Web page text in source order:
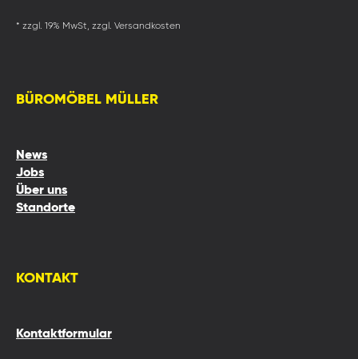
* zzgl. 19% MwSt, zzgl. Versandkosten
BÜROMÖBEL MÜLLER
News
Jobs
Über uns
Standorte
KONTAKT
Kontaktformular